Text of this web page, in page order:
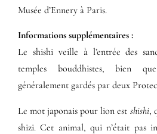
Musée d’Ennery à Paris.
Informations supplémentaires​ :​
Le shishi veille à l’entrée des
temples bouddhistes, bien
généralement gardés par deux
Le mot japonais pour lion est shishi,
shizi. Cet animal, qui n’était pas